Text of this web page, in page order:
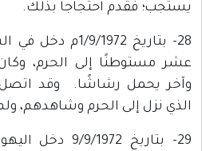
يستجب؛ فقدم احتجاجا بذلك.
28- بتاريخ 1/9/
عشر مستوطنًا إلى الحرم،
وآخر يحمل رشاشًا. وقد اتصل
الذي نزل إلى الحرم وشاهدهم،
29- بتاريخ 9/9/